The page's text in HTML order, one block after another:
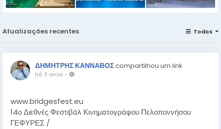
Atualizações recentes Todos
ΔΗΜΗΤΡΗΣ ΚΑΝΝΑΒΟΣcompartilhou um link
há 3 anos -
www.bridgesfest.eu
14ο Διεθνές Φεστιβάλ Κινηματογράφου Πελοποννήσου
ΓΕΦΥΡΕΣ /